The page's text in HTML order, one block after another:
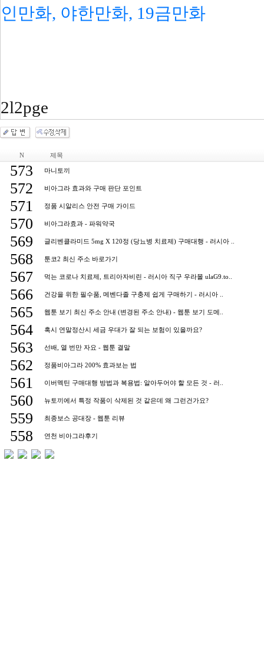
인만화, 야한만화, 19금만화
2l2pge
N 제목
573 마니토끼
572 비아그라 효과와 구매 판단 포인트
571 정품 시알리스 안전 구매 가이드
570 비아그라효과 - 파워약국
569 글리벤클라미드 5mg X 120정 (당뇨병 치료제) 구매대행 - 러시아 ..
568 툰코2 최신 주소 바로가기
567 먹는 코로나 치료제, 트리아자비린 - 러시아 직구 우라몰 ulaG9.to..
566 건강을 위한 필수품, 메벤다졸 구충제 쉽게 구매하기 - 러시아 ..
565 웹툰 보기 최신 주소 안내 (변경된 주소 안내) - 웹툰 보기 도메..
564 혹시 연말정산시 세금 우대가 잘 되는 보험이 있을까요?
563 선배, 열 번만 자요 - 웹툰 결말
562 정품비아그라 200% 효과보는 법
561 이버멕틴 구매대행 방법과 복용법: 알아두어야 할 모든 것 - 러..
560 뉴토끼에서 특정 작품이 삭제된 것 같은데 왜 그런건가요?
559 최종보스 공대장 - 웹툰 리뷰
558 연천 비아그라후기